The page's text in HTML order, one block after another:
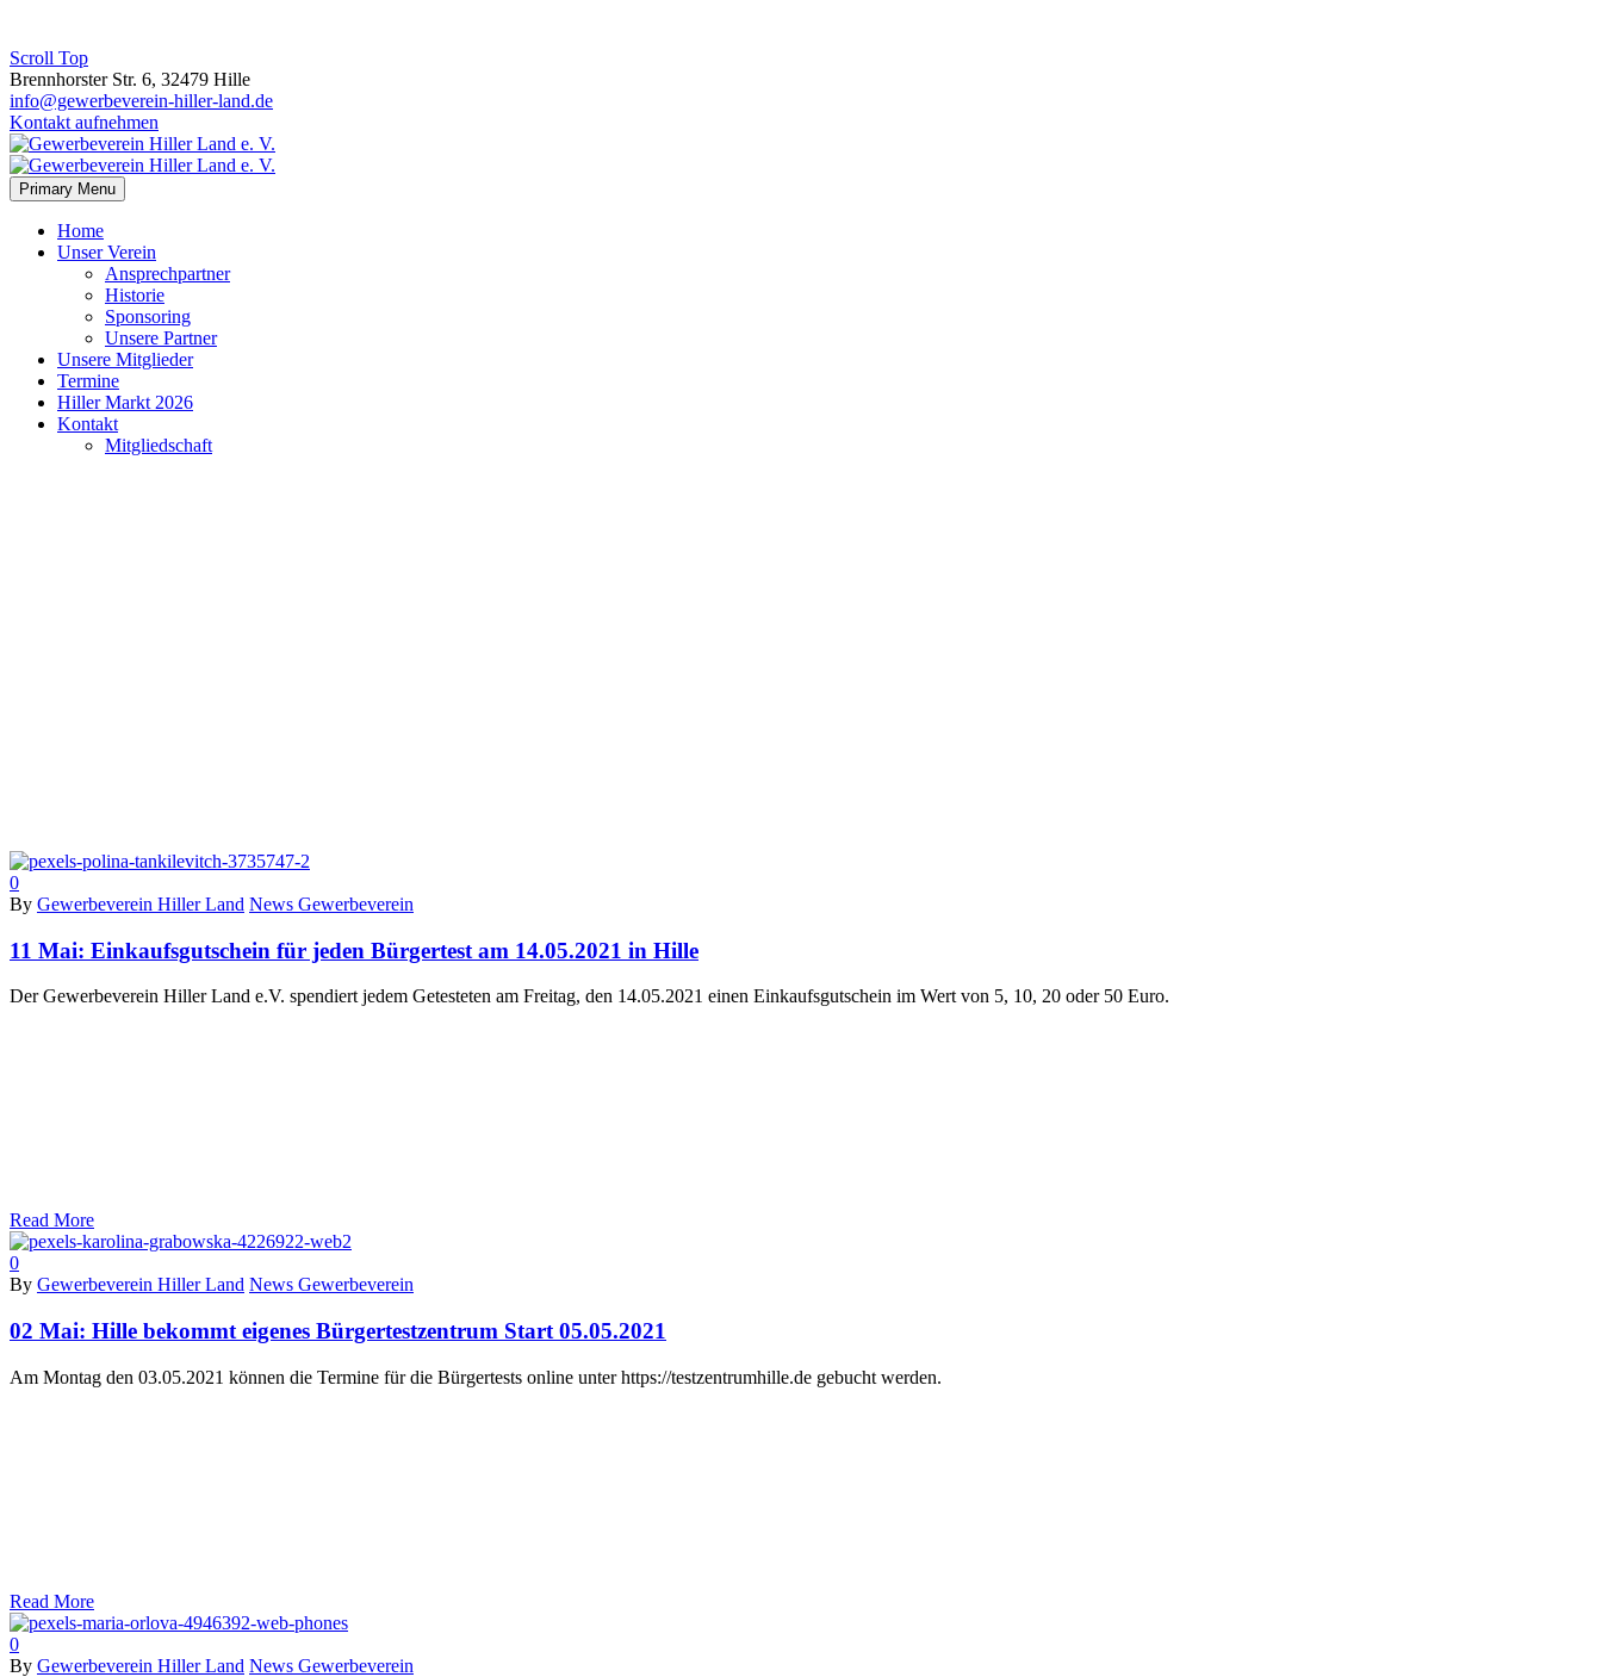
Scroll Top
Brennhorster Str. 6, 32479 Hille
info@gewerbeverein-hiller-land.de
Kontakt aufnehmen
Primary Menu
Home
Unser Verein
Ansprechpartner
Historie
Sponsoring
Unsere Partner
Unsere Mitglieder
Termine
Hiller Markt 2026
Kontakt
Mitgliedschaft
0
By Gewerbeverein Hiller Land News Gewerbeverein
11 Mai: Einkaufsgutschein für jeden Bürgertest am 14.05.2021 in Hille
Der Gewerbeverein Hiller Land e.V. spendiert jedem Getesteten am Freitag, den 14.05.2021 einen Einkaufsgutschein im Wert von 5, 10, 20 oder 50 Euro.
Read More
0
By Gewerbeverein Hiller Land News Gewerbeverein
02 Mai: Hille bekommt eigenes Bürgertestzentrum Start 05.05.2021
Am Montag den 03.05.2021 können die Termine für die Bürgertests online unter https://testzentrumhille.de gebucht werden.
Read More
0
By Gewerbeverein Hiller Land News Gewerbeverein